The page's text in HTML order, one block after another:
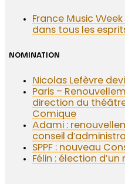
France Music Week
dans tous les
NOMINATION
Nicolas Lefèvre
Paris –
direction du
Comique
Adami :
conseil
SPPF : nouveau
Félin : élection